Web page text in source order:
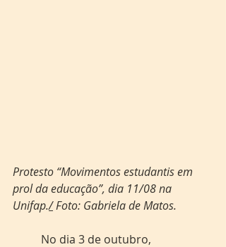
Protesto “Movimentos estudantis em
prol da educação”, dia 11/08 na
Unifap./ Foto: Gabriela de Matos.